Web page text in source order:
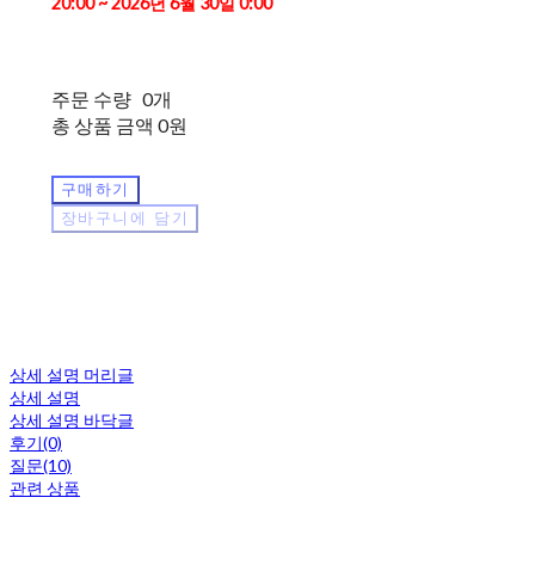
주문 수량 0개
총 상품 금액 0원
구매하기
장바구니에 담기
상세 설명 머리글
상세 설명
상세 설명 바닥글
후기(0)
질문(10)
관련 상품